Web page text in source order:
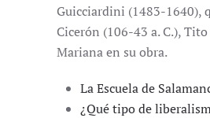
Guicciardini (1483-1640),
Cicerón (106-43 a. C.),
Mariana en su obra.
La Escuela de
¿Qué tipo de